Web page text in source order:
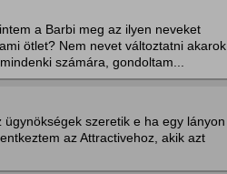
a Barbi meg az ilyen neveket
ötlet? Nem nevet változtatni akarok
számára, gondoltam...
szeretik e ha egy lányon
az Attractivehoz, akik azt